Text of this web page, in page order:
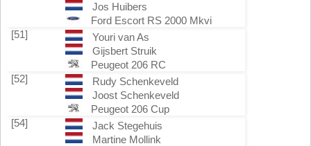
Jos Huibers
Ford Escort RS 2000 Mkvi
[51]
Youri van As
Gijsbert Struik
Peugeot 206 RC
[52]
Rudy Schenkeveld
Joost Schenkeveld
Peugeot 206 Cup
[54]
Jack Stegehuis
Martine Mollink